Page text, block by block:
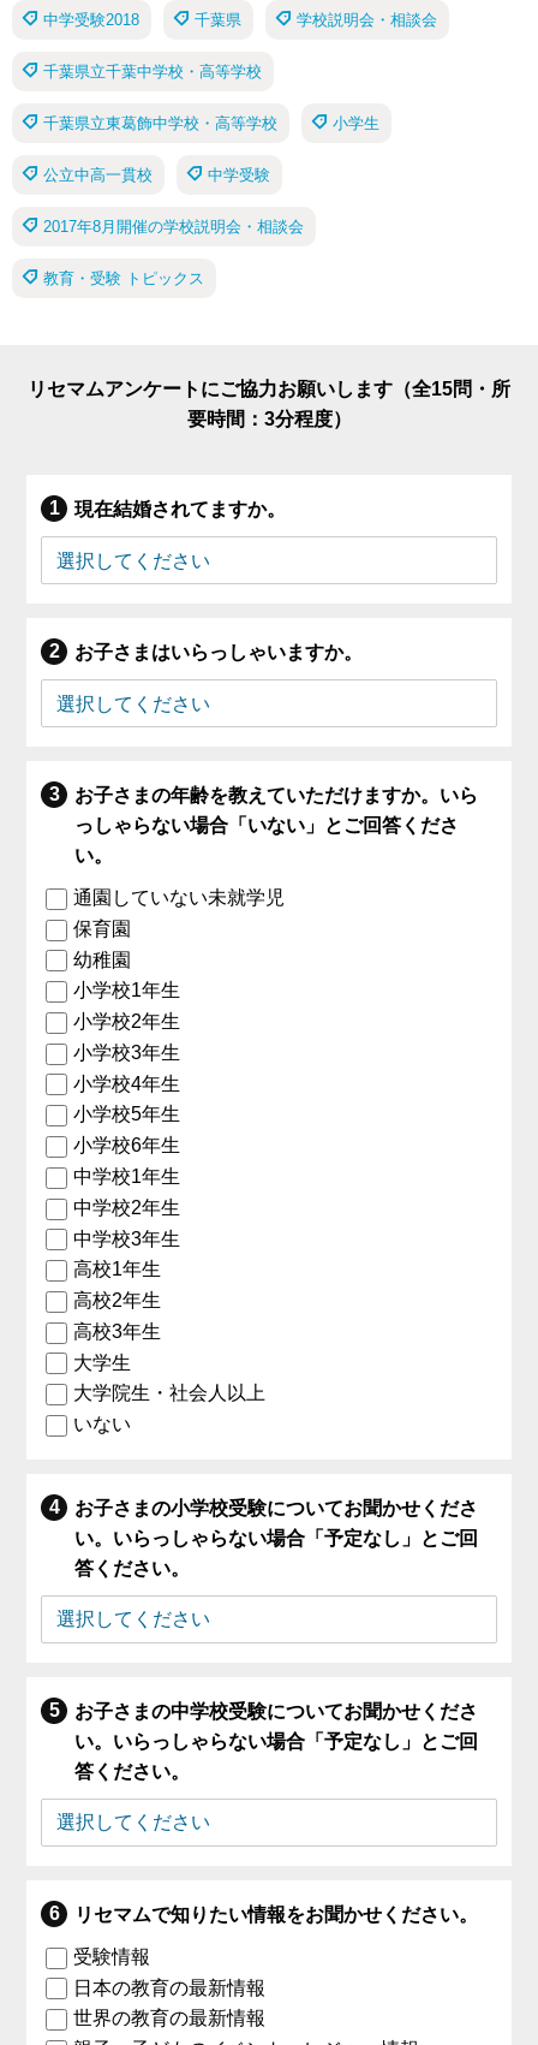
中学受験2018 千葉県 学校説明会・相談会
千葉県立千葉中学校・高等学校
千葉県立東葛飾中学校・高等学校 小学生
公立中高一貫校 中学受験
2017年8月開催の学校説明会・相談会
教育・受験 トピックス
リセマムアンケートにご協力お願いします（全15問・所
要時間：3分程度）
現在結婚されてますか。
お子さまはいらっしゃいますか。
お子さまの年齢を教えていただけますか。いら
っしゃらない場合「いない」とご回答くださ
い。
通園していない未就学児
保育園
幼稚園
小学校1年生
小学校2年生
小学校3年生
小学校4年生
小学校5年生
小学校6年生
中学校1年生
中学校2年生
中学校3年生
高校1年生
高校2年生
高校3年生
大学生
大学院生・社会人以上
いない
お子さまの小学校受験についてお聞かせくださ
い。いらっしゃらない場合「予定なし」とご回
答ください。
お子さまの中学校受験についてお聞かせくださ
い。いらっしゃらない場合「予定なし」とご回
答ください。
リセマムで知りたい情報をお聞かせください。
受験情報
日本の教育の最新情報
世界の教育の最新情報